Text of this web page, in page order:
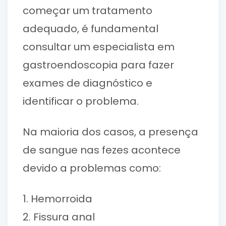
começar um tratamento
adequado, é fundamental
consultar um especialista em
gastroendoscopia para fazer
exames de diagnóstico e
identificar o problema.
Na maioria dos casos, a presença
de sangue nas fezes acontece
devido a problemas como:
1. Hemorroida
2. Fissura anal